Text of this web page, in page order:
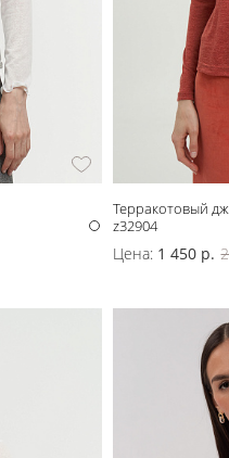
Терракотовый
z32904
Цена: 1 450 р.